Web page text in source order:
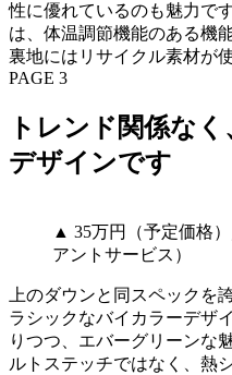
性に優れているのも魅力で
は、体温調節機能のある機
裏地にはリサイクル素材が
PAGE 3
トレンド関係な
デザインです
▲ 35万円（予定価格
アントサービス）
上のダウンと同スペックを
ラシックなバイカラーデザ
りつつ、エバーグリーンな
ルトステッチではなく、熱